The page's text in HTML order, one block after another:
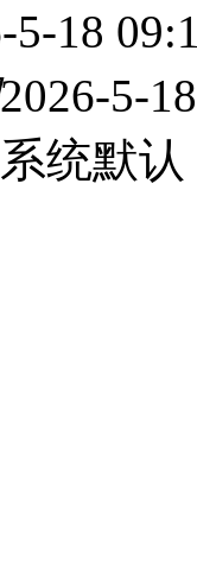
5-18
2026-5-
统默认